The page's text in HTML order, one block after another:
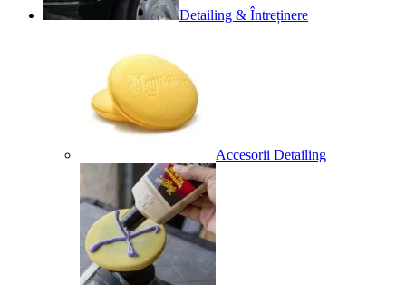
Detailing & Întreținere
Accesorii Detailing